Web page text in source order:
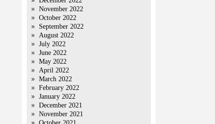
November 2022
October 2022
September 2022
August 2022
July 2022
June 2022
May 2022
April 2022
March 2022
February 2022
January 2022
December 2021
November 2021